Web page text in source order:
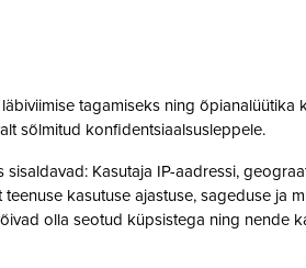
tagamiseks ning õpianalüütika
sõlmitud konfidentsiaalsusleppele.
Kasutaja IP-aadressi,
kasutuse ajastuse, sageduse ja
olla seotud küpsistega ning nende